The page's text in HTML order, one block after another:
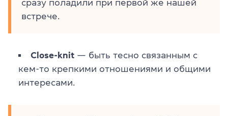
сразу поладили при первой же нашей
встрече.
Close-knit — быть тесно связанным с
кем-то крепкими отношениями и общими
интересами.